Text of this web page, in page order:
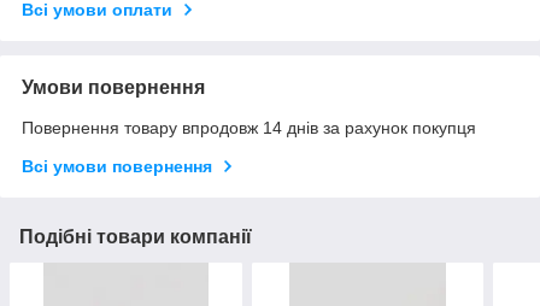
Всі умови оплати
Умови повернення
Повернення товару впродовж 14 днів за рахунок покупця
Всі умови повернення
Подібні товари компанії